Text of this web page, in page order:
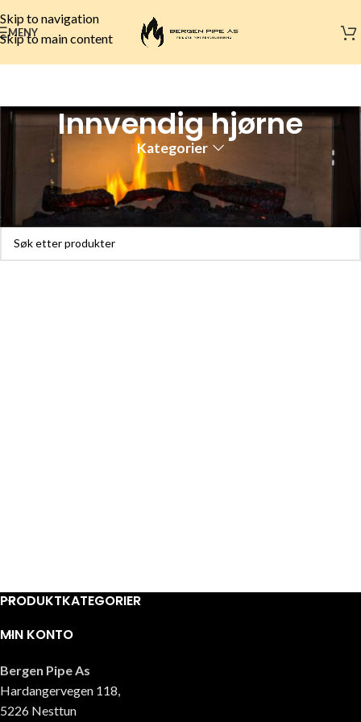
Skip to navigation
Skip to main content
MENY
Innvendig hjørne
Kategorier
Peisinnsats Innvendig hjørne
Fant ingen produkter som passet med valgene dine.
PRODUKTKATEGORIER
MIN KONTO
Bergen Pipe As
Hardangervegen 118,
5226 Nesttun